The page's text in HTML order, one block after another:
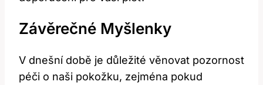
Závěrečné Myšlenky
V dnešní době je důležité věnovat pozornost
péči o naši pokožku, zejména pokud